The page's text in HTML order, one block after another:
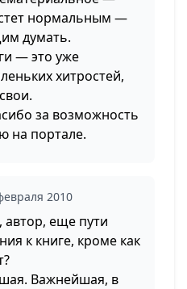
нормальным —
думать.
— это уже
хитростей,
за возможность
на портале.
2010
еще пути
к книге, кроме как
Важнейшая, в